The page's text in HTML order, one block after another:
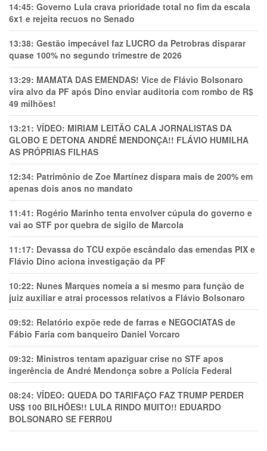
14:45: Governo Lula crava prioridade total no fim da escala
6x1 e rejeita recuos no Senado
13:38: Gestão impecável faz LUCRO da Petrobras disparar
quase 100% no segundo trimestre de 2026
13:29: MAMATA DAS EMENDAS! Vice de Flávio Bolsonaro
vira alvo da PF após Dino enviar auditoria com rombo de R$
49 milhões!
13:21: VÍDEO: MIRIAM LEITÃO CALA JORNALISTAS DA
GLOBO E DETONA ANDRÉ MENDONÇA!! FLÁVIO HUMILHA
AS PRÓPRIAS FILHAS
12:34: Patrimônio de Zoe Martínez dispara mais de 200% em
apenas dois anos no mandato
11:41: Rogério Marinho tenta envolver cúpula do governo e
vai ao STF por quebra de sigilo de Marcola
11:17: Devassa do TCU expõe escândalo das emendas PIX e
Flávio Dino aciona investigação da PF
10:22: Nunes Marques nomeia a si mesmo para função de
juiz auxiliar e atrai processos relativos a Flávio Bolsonaro
09:52: Relatório expõe rede de farras e NEGOCIATAS de
Fábio Faria com banqueiro Daniel Vorcaro
09:32: Ministros tentam apaziguar crise no STF apos
ingerência de André Mendonça sobre a Polícia Federal
08:24: VÍDEO: QUEDA DO TARIFAÇO FAZ TRUMP PERDER
US$ 100 BILHÕES!! LULA RINDO MUITO!! EDUARDO
BOLSONARO SE FERR0U